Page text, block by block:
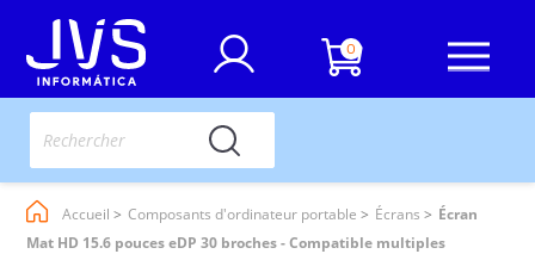
0
Accueil Composants d'ordinateur portable Écrans
Écran
Mat HD 15.6 pouces eDP 30 broches - Compatible multiples